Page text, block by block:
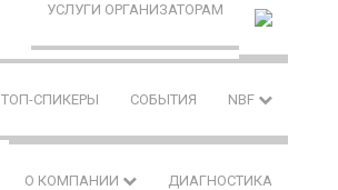
УСЛУГИ ОРГАНИЗАТОРАМ
ТОП-СПИКЕРЫ СОБЫТИЯ NBF
О КОМПАНИИ ДИАГНОСТИКА